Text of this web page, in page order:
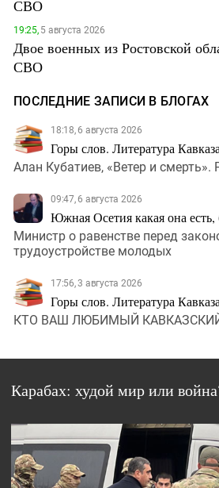
СВО
19:25,5 августа 2026
Двое военных из Ростовской
СВО
ПОСЛЕДНИЕ ЗАПИСИ В БЛОГАХ
18:18, 6 августа 2026
Горы слов. Литература Кавказа
Алан Кубатиев, «Ветер и смерть».
09:47, 6 августа 2026
Южная Осетия какая она
Министр о равенстве перед
трудоустройстве молодых
17:56, 3 августа 2026
Горы слов. Литература Кавказа
КТО ВАШ ЛЮБИМЫЙ
Карабах: худой мир или